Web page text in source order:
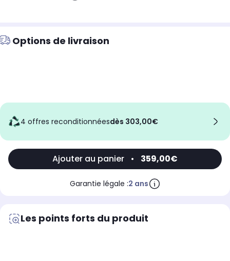
Options de livraison
4 offres reconditionnées dès 303,00€
Ajouter au panier • 359,00€
Garantie légale :2 ans
Les points forts du produit